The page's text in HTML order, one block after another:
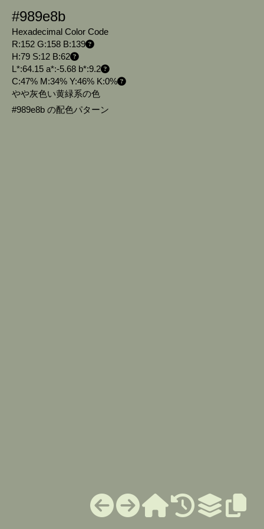
#989e8b
Hexadecimal Color Code
R:152 G:158 B:139
H:79 S:12 B:62
L*:64.15 a*:-5.68 b*:9.2
C:47% M:34% Y:46% K:0%
やや灰色い黄緑系の色
#989e8b の配色パターン